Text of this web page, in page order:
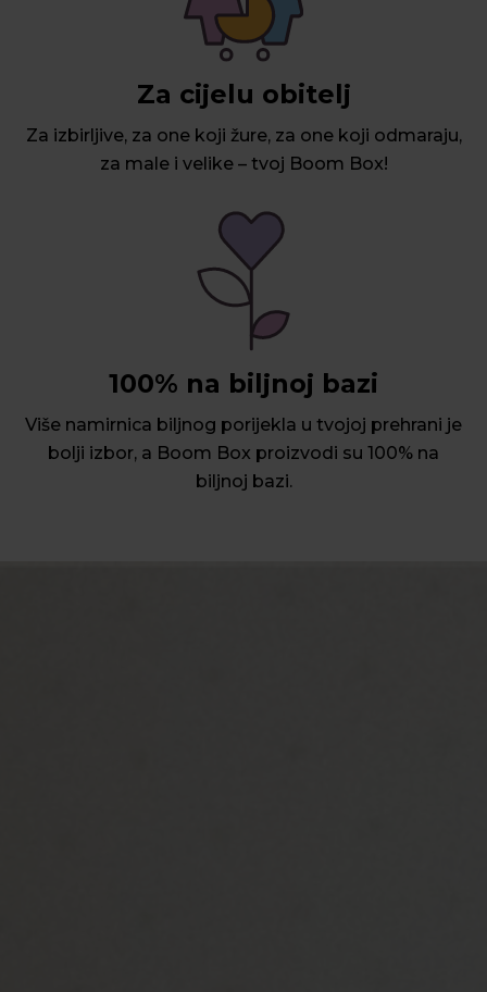
Za cijelu obitelj
Za izbirljive, za one koji žure, za one koji odmaraju,
za male i velike – tvoj Boom Box!
100% na biljnoj bazi
Više namirnica biljnog porijekla u tvojoj prehrani je
bolji izbor, a Boom Box proizvodi su 100% na
biljnoj bazi.